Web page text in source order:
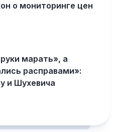
о мониторинге цен
марать», а
расправами»:
и Шухевича